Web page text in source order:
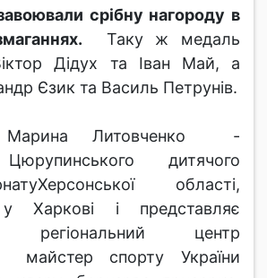
срібну нагороду в
Таку ж медаль
Дідух та Іван Май, а
Єзик та Василь Петрунів.
Марина Литовченко -
дитячого
області,
у Харкові і представляє
регіональний центр
майстер спорту України